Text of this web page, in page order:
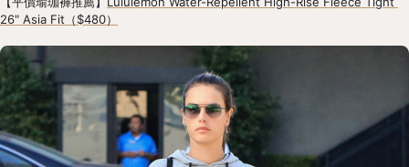
26" Asia Fit（$480）